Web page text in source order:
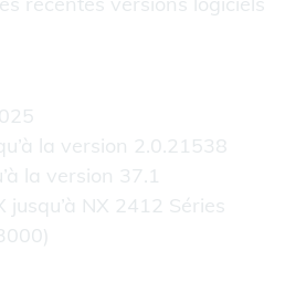
la version 2.0.21538
la version 37.1
jusqu’à NX 2412 Séries